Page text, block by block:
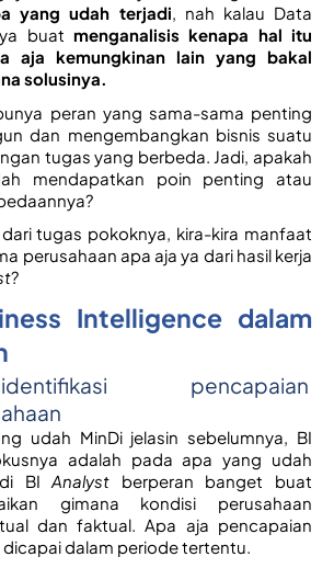
yang udah terjadi, nah kalau Data
buat menganalisis kenapa hal itu
aja kemungkinan lain yang bakal
solusinya.
peran yang sama-sama penting
tugas yang berbeda. Jadi, apakah
tugas pokoknya, kira-kira manfaat
perusahaan apa aja ya dari hasil kerja
?
Intelligence dalam
pencapaian
adalah pada apa yang udah
BI Analyst berperan banget buat
gimana kondisi perusahaan
dan faktual. Apa aja pencapaian
dalam periode tertentu.